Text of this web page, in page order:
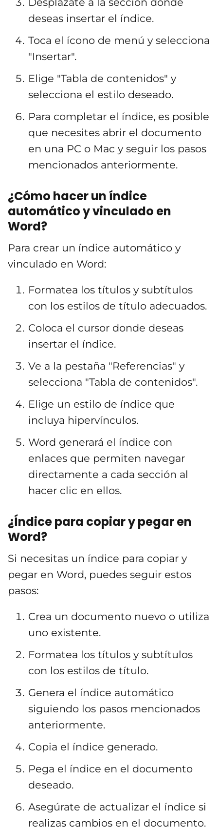
deseas insertar el índice.
Toca el ícono de menú y selecciona
"Insertar".
Elige "Tabla de contenidos" y
selecciona el estilo deseado.
Para completar el índice, es posible
que necesites abrir el documento
en una PC o Mac y seguir los pasos
mencionados anteriormente.
¿Cómo hacer un índice
automático y vinculado en
Word?
Para crear un índice automático y
vinculado en Word:
Formatea los títulos y subtítulos
con los estilos de título adecuados.
Coloca el cursor donde deseas
insertar el índice.
Ve a la pestaña "Referencias" y
selecciona "Tabla de contenidos".
Elige un estilo de índice que
incluya hipervínculos.
Word generará el índice con
enlaces que permiten navegar
directamente a cada sección al
hacer clic en ellos.
¿Índice para copiar y pegar en
Word?
Si necesitas un índice para copiar y
pegar en Word, puedes seguir estos
pasos:
Crea un documento nuevo o utiliza
uno existente.
Formatea los títulos y subtítulos
con los estilos de título.
Genera el índice automático
siguiendo los pasos mencionados
anteriormente.
Copia el índice generado.
Pega el índice en el documento
deseado.
Asegúrate de actualizar el índice si
realizas cambios en el documento.